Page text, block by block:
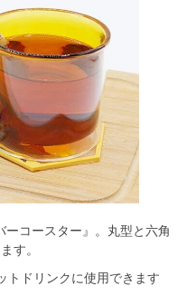
コースター』。丸型と六角
す。
トドリンクに使用できます